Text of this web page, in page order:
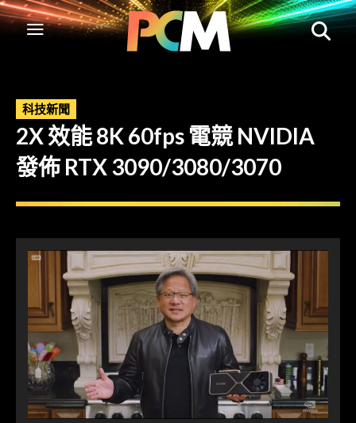
科技新聞
2X 效能 8K 60fps 電競 NVIDIA
發佈 RTX 3090/3080/3070